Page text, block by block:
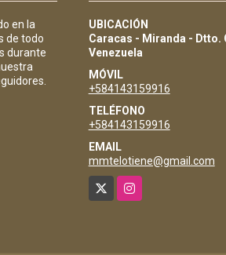
en la
de todo
durante
UBICACIÓN
Caracas - Miranda - Dtto.
Venezuela
MÓVIL
+584143159916
TELÉFONO
+584143159916
EMAIL
mmtelotiene@gmail.com
Instagram